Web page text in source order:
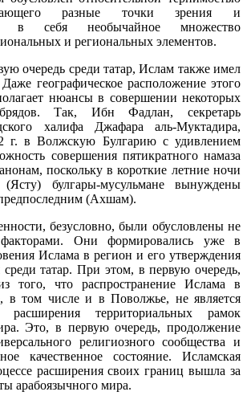
разные точки зрения и
в себя необычайное множество
и региональных элементов.
очередь среди татар, Ислам также имел
географическое расположение этого
нюансы в совершении некоторых
Так, Ибн Фадлан, секретарь
халифа Джафара аль-Муктадира,
г. в Волжскую Булгарию с удивлением
совершения пятикратного намаза
поскольку в короткие летние ночи
булгары-мусульмане вынуждены
(Ахшам).
безусловно, были обусловлены не
факторами. Они формировались уже в
Ислама в регион и его утверждения
среди татар. При этом, в первую очередь,
того, что распространение Ислама в
в том числе и в Поволжье, не является
расширения территориальных рамок
Это, в первую очередь, продолжение
религиозного сообщества и
качественное состояние. Исламская
расширения своих границ вышла за
арабоязычного мира.